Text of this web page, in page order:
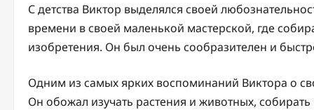
С детства Виктор выделялся своей
времени в своей маленькой мастерской, где
изобретения. Он был очень сообразителен и
Одним из самых ярких воспоминаний Виктора о
Он обожал изучать растения и животных,